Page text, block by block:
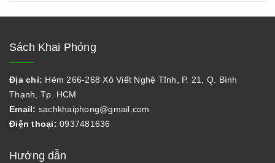
Sách Khai Phóng
Địa chỉ: Hẻm 266-268 Xô Viết Nghệ Tĩnh, P. 21, Q. Bình
Thạnh, Tp. HCM
Email: sachkhaiphong@gmail.com
Điện thoại: 0937481636
Hướng dẫn